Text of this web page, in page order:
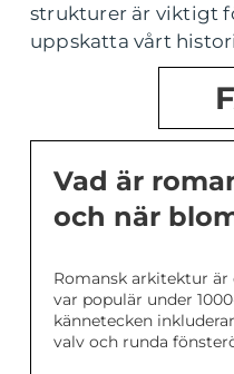
strukturer är viktigt
uppskatta vårt
Vad är
och när
Romansk arkitektur
var populär under
kännetecken
valv och runda